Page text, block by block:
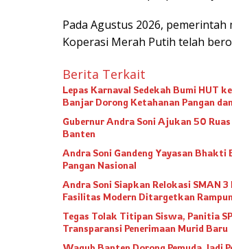
Pada Agustus 2026,
Koperasi Merah Putih telah
Berita Terkait
Lepas Karnaval Sedekah Bumi
Banjar Dorong Ketahanan Pangan
Gubernur Andra Soni Ajukan 50
Banten
Andra Soni Gandeng Yayasan
Pangan Nasional
Andra Soni Siapkan Relokasi SMAN
Fasilitas Modern Ditargetkan
Tegas Tolak Titipan Siswa, Panitia
Transparansi Penerimaan Murid Baru